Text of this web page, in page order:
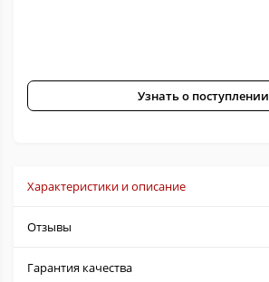
Узнать о поступлении
Характеристики и описание
Отзывы
Гарантия качества